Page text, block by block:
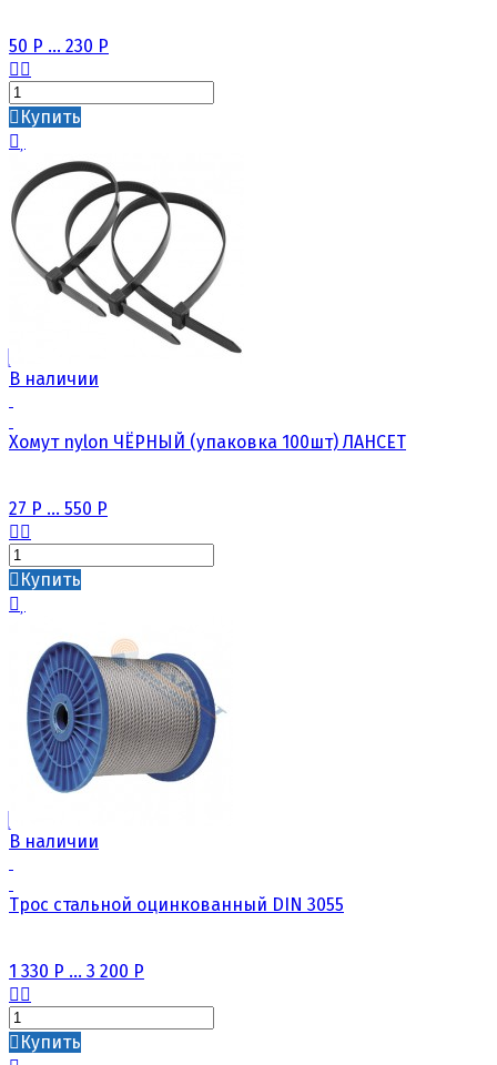
50 Р ... 230 Р
Купить
В наличии
Хомут nylon ЧЁРНЫЙ (упаковка 100шт) ЛАНСЕТ
27 Р ... 550 Р
Купить
В наличии
Трос стальной оцинкованный DIN 3055
1 330 Р ... 3 200 Р
Купить